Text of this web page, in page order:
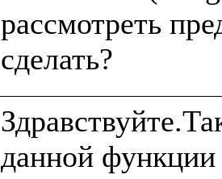
рассмотреть
данной